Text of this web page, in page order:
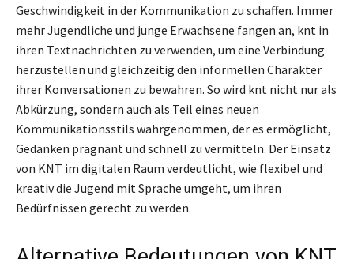
Geschwindigkeit in der Kommunikation zu schaffen. Immer
mehr Jugendliche und junge Erwachsene fangen an, knt in
ihren Textnachrichten zu verwenden, um eine Verbindung
herzustellen und gleichzeitig den informellen Charakter
ihrer Konversationen zu bewahren. So wird knt nicht nur als
Abkürzung, sondern auch als Teil eines neuen
Kommunikationsstils wahrgenommen, der es ermöglicht,
Gedanken prägnant und schnell zu vermitteln. Der Einsatz
von KNT im digitalen Raum verdeutlicht, wie flexibel und
kreativ die Jugend mit Sprache umgeht, um ihren
Bedürfnissen gerecht zu werden.